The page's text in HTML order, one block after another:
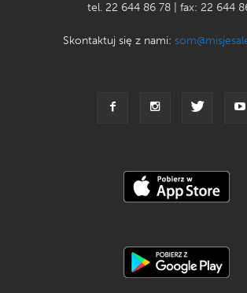
tel. 22 644 86 78 | fax: 22 644
Skontaktuj się z nami: